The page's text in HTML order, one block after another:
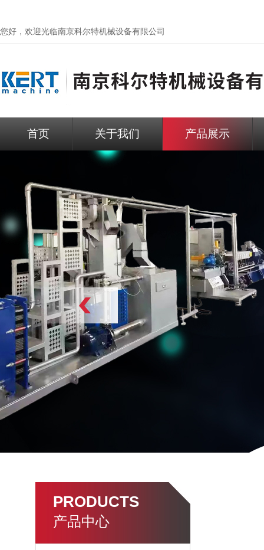
您好，欢迎光临南京科尔特机械设备有限公司
首页 关于我们 产品展示
PRODUCTS
产品中心